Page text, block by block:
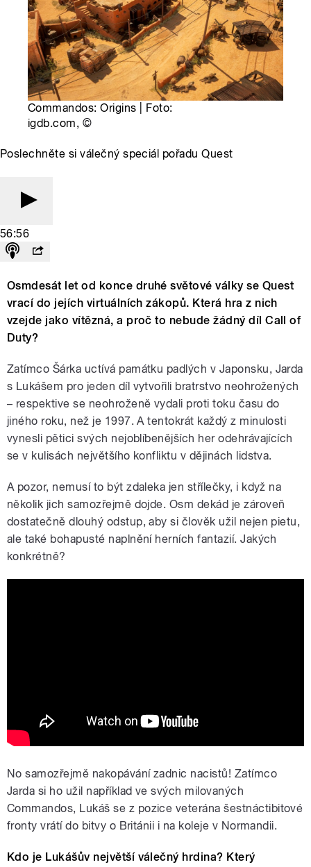
Commandos: Origins | Foto:
igdb.com, ©
Poslechněte si válečný speciál pořadu Quest
56:56
Osmdesát let od konce druhé světové války se Quest
vrací do jejích virtuálních zákopů. Která hra z nich
vzejde jako vítězná, a proč to nebude žádný díl Call of
Duty?
Zatímco Šárka uctívá památku padlých v Japonsku, Jarda
s Lukášem pro jeden díl vytvořili bratrstvo neohrožených
– respektive se neohroženě vydali proti toku času do
jiného roku, než je 1997. A tentokrát každý z minulosti
vynesli pětici svých nejoblíbenějších her odehrávajících
se v kulisách největšího konfliktu v dějinách lidstva.
A pozor, nemusí to být zdaleka jen střílečky, i když na
několik jich samozřejmě dojde. Osm dekád je zároveň
dostatečně dlouhý odstup, aby si člověk užil nejen pietu,
ale také bohapusté naplnění herních fantazií. Jakých
konkrétně?
No samozřejmě nakopávání zadnic nacistů! Zatímco
Jarda si ho užil například ve svých milovaných
Commandos, Lukáš se z pozice veterána šestnáctibitové
fronty vrátí do bitvy o Británii i na koleje v Normandii.
Kdo je Lukášův největší válečný hrdina? Který